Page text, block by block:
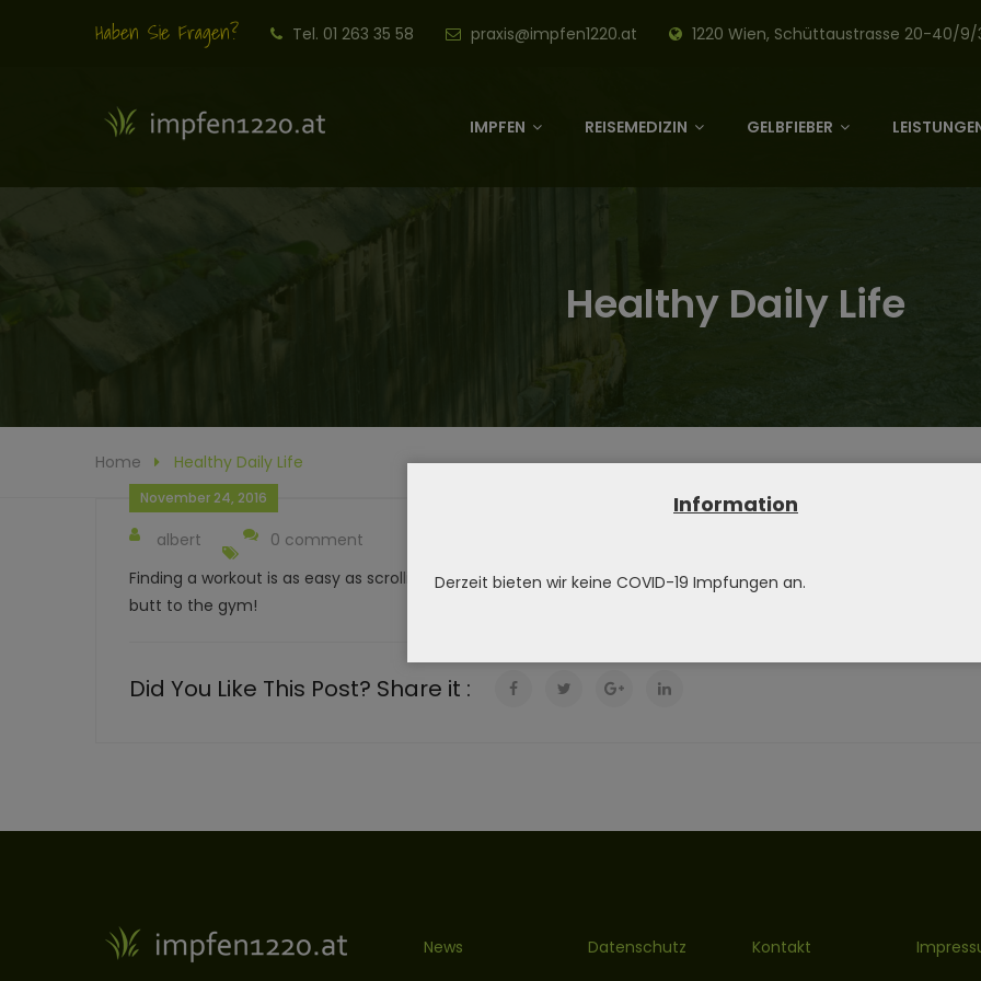
Haben Sie Fragen? Tel. 01 263 35 58 praxis@impfen1220.at 1220 Wien, Schüttaustrasse 20-40/9/
IMPFEN REISEMEDIZIN GELBFIEBER
Healthy Daily Life
Home Healthy Daily Life
November 24, 2016
albert
0 comment
Finding a workout is as easy as scrolling down, picking out the session that matches your goals, andgetting your
butt to the gym!
Did You Like This Post? Share it :
News Datenschutz Kontakt
Information
Derzeit bieten wir keine COVID-19 Impfungen an.